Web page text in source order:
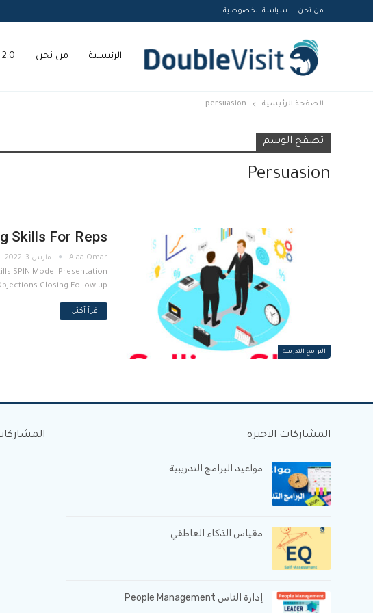
من نحن سياسة الخصوصية
الرئيسية من نحن
الصفحة الرئيسية persuasion
تصفح الوسم
Persuasion
البرامج التدريبية
Skills For Reps
مارس 3, 2022
SPIN Model Presentation
Closing Follow up
اقرأ أكثر...
المشاركات الاخيرة
مواعيد البرامج التدريبية
مقياس الذكاء العاطفي
إدارة الناس People Management